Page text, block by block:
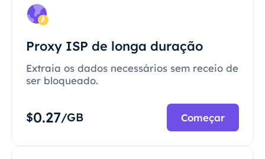
Proxy ISP de longa duração
Extraia os dados necessários sem receio de
ser bloqueado.
$0.27/GB Começar